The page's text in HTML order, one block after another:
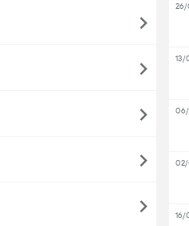
26/
13/
06/
02/
16/